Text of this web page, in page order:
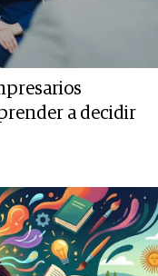
a decidir